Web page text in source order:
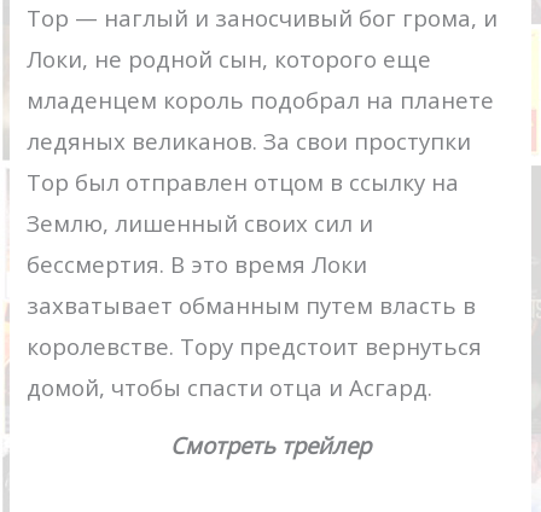
Тор — наглый и заносчивый бог грома, и
Локи, не родной сын, которого еще
младенцем король подобрал на планете
ледяных великанов. За свои проступки
Тор был отправлен отцом в ссылку на
Землю, лишенный своих сил и
бессмертия. В это время Локи
захватывает обманным путем власть в
королевстве. Тору предстоит вернуться
домой, чтобы спасти отца и Асгард.
Смотреть трейлер